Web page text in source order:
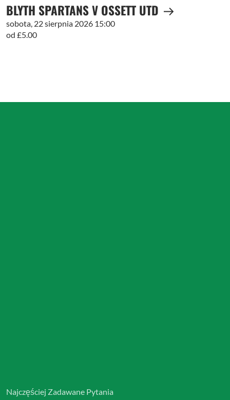
BLYTH SPARTANS V OSSETT UTD
sobota, 22 sierpnia 2026 15:00
od £5.00
Najczęściej Zadawane Pytania